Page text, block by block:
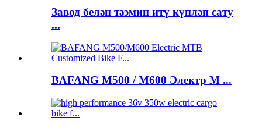
Завод белән тәэмин итү күпләп сату
...
BAFANG M500 / M600 Электр М ...